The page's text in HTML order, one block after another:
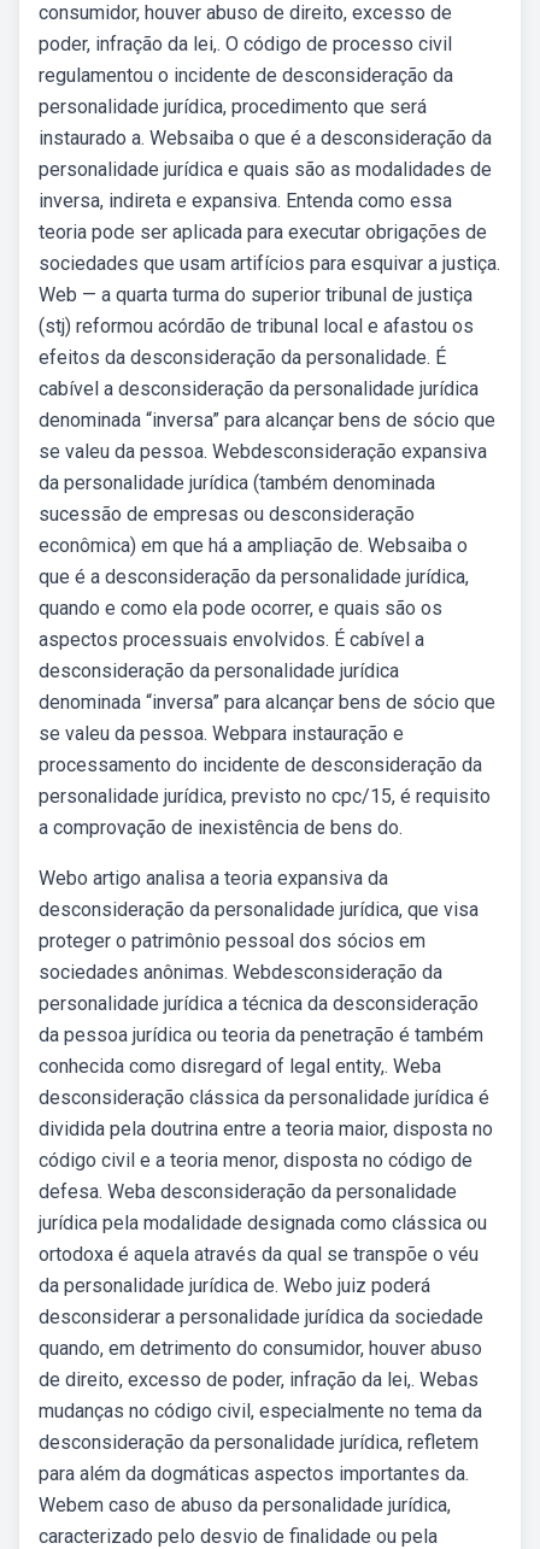
consumidor, houver abuso de direito, excesso de
poder, infração da lei,. O código de processo civil
regulamentou o incidente de desconsideração da
personalidade jurídica, procedimento que será
instaurado a. Websaiba o que é a desconsideração da
personalidade jurídica e quais são as modalidades de
inversa, indireta e expansiva. Entenda como essa
teoria pode ser aplicada para executar obrigações de
sociedades que usam artifícios para esquivar a justiça.
Web — a quarta turma do superior tribunal de justiça
(stj) reformou acórdão de tribunal local e afastou os
efeitos da desconsideração da personalidade. É
cabível a desconsideração da personalidade jurídica
denominada “inversa” para alcançar bens de sócio que
se valeu da pessoa. Webdesconsideração expansiva
da personalidade jurídica (também denominada
sucessão de empresas ou desconsideração
econômica) em que há a ampliação de. Websaiba o
que é a desconsideração da personalidade jurídica,
quando e como ela pode ocorrer, e quais são os
aspectos processuais envolvidos. É cabível a
desconsideração da personalidade jurídica
denominada “inversa” para alcançar bens de sócio que
se valeu da pessoa. Webpara instauração e
processamento do incidente de desconsideração da
personalidade jurídica, previsto no cpc/15, é requisito
a comprovação de inexistência de bens do.
Webo artigo analisa a teoria expansiva da
desconsideração da personalidade jurídica, que visa
proteger o patrimônio pessoal dos sócios em
sociedades anônimas. Webdesconsideração da
personalidade jurídica a técnica da desconsideração
da pessoa jurídica ou teoria da penetração é também
conhecida como disregard of legal entity,. Weba
desconsideração clássica da personalidade jurídica é
dividida pela doutrina entre a teoria maior, disposta no
código civil e a teoria menor, disposta no código de
defesa. Weba desconsideração da personalidade
jurídica pela modalidade designada como clássica ou
ortodoxa é aquela através da qual se transpõe o véu
da personalidade jurídica de. Webo juiz poderá
desconsiderar a personalidade jurídica da sociedade
quando, em detrimento do consumidor, houver abuso
de direito, excesso de poder, infração da lei,. Webas
mudanças no código civil, especialmente no tema da
desconsideração da personalidade jurídica, refletem
para além da dogmáticas aspectos importantes da.
Webem caso de abuso da personalidade jurídica,
caracterizado pelo desvio de finalidade ou pela